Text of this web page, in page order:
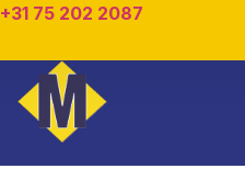
+31 75 202 2087